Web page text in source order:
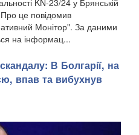
KN-23/24 у Брянській
Про це повідомив
Монітор". За даними
на інформац...
В Болгарії, на
впав та вибухнув